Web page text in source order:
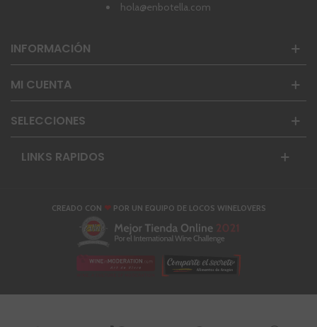
hola@enbotella.com
INFORMACIÓN
MI CUENTA
SELECCIONES
LINKS RAPIDOS
CREADO CON ❤POR UN EQUIPO DE LOCOS WINELOVERS